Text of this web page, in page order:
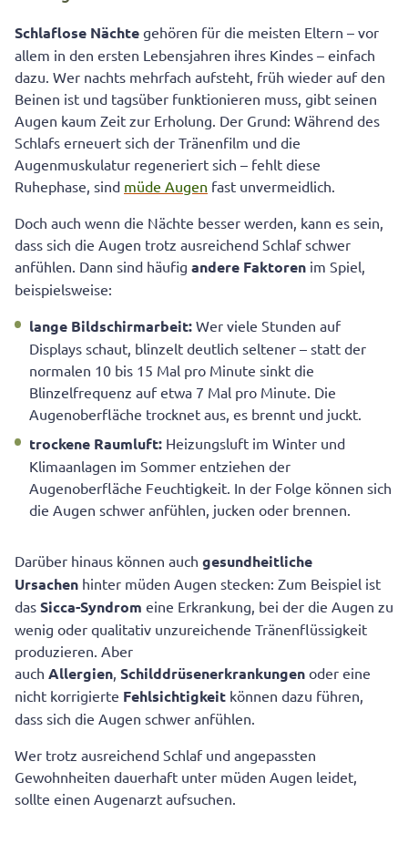
Schlaflose Nächte gehören für die meisten Eltern – vor
allem in den ersten Lebensjahren ihres Kindes – einfach
dazu. Wer nachts mehrfach aufsteht, früh wieder auf den
Beinen ist und tagsüber funktionieren muss, gibt seinen
Augen kaum Zeit zur Erholung. Der Grund: Während des
Schlafs erneuert sich der Tränenfilm und die
Augenmuskulatur regeneriert sich – fehlt diese
Ruhephase, sind müde Augen fast unvermeidlich.
Doch auch wenn die Nächte besser werden, kann es sein,
dass sich die Augen trotz ausreichend Schlaf schwer
anfühlen. Dann sind häufig andere Faktoren im Spiel,
beispielsweise:
lange Bildschirmarbeit: Wer viele Stunden auf
Displays schaut, blinzelt deutlich seltener – statt der
normalen 10 bis 15 Mal pro Minute sinkt die
Blinzelfrequenz auf etwa 7 Mal pro Minute. Die
Augenoberfläche trocknet aus, es brennt und juckt.
trockene Raumluft: Heizungsluft im Winter und
Klimaanlagen im Sommer entziehen der
Augenoberfläche Feuchtigkeit. In der Folge können sich
die Augen schwer anfühlen, jucken oder brennen.
Darüber hinaus können auch gesundheitliche
Ursachen hinter müden Augen stecken: Zum Beispiel ist
das Sicca-Syndrom eine Erkrankung, bei der die Augen zu
wenig oder qualitativ unzureichende Tränenflüssigkeit
produzieren. Aber
auch Allergien, Schilddrüsenerkrankungen oder eine
nicht korrigierte Fehlsichtigkeit können dazu führen,
dass sich die Augen schwer anfühlen.
Wer trotz ausreichend Schlaf und angepassten
Gewohnheiten dauerhaft unter müden Augen leidet,
sollte einen Augenarzt aufsuchen.